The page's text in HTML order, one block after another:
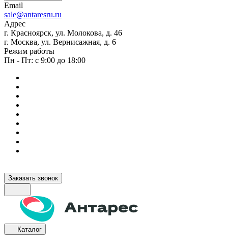
Email
sale@antaresru.ru
Адрес
г. Красноярск, ул. Молокова, д. 46
г. Москва, ул. Вернисажная, д. 6
Режим работы
Пн - Пт: с 9:00 до 18:00
Заказать звонок
Каталог